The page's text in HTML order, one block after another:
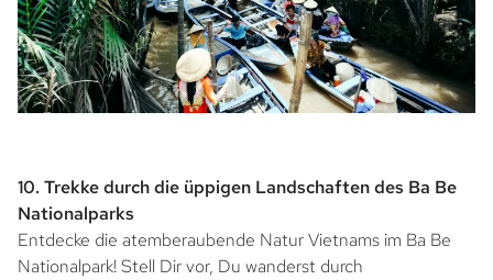
10. Trekke durch die üppigen Landschaften des Ba Be
Nationalparks
Entdecke die atemberaubende Natur Vietnams im Ba Be
Nationalpark! Stell Dir vor, Du wanderst durch